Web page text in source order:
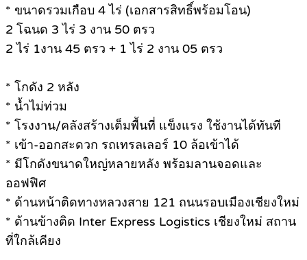
* ขนาดรวมเกือบ 4 ไร่ (เอกสารสิทธิ์พร้อมโอน)
2 โฉนด 3 ไร่ 3 งาน 50 ตรว
2 ไร่ 1งาน 45 ตรว + 1 ไร่ 2 งาน 05 ตรว
* โกดัง 2 หลัง
* น้ำไม่ท่วม
* โรงงาน/คลังสร้างเต็มพื้นที่ แข็งแรง ใช้งานได้ทันที
* เข้า-ออกสะดวก รถเทรลเลอร์ 10 ล้อเข้าได้
* มีโกดังขนาดใหญ่หลายหลัง พร้อมลานจอดและ
ออฟฟิศ
* ด้านหน้าติดทางหลวงสาย 121 ถนนรอบเมืองเชียงใหม่
* ด้านข้างติด Inter Express Logistics เชียงใหม่ สถาน
ที่ใกล้เคียง